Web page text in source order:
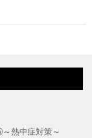
熱中症対策～